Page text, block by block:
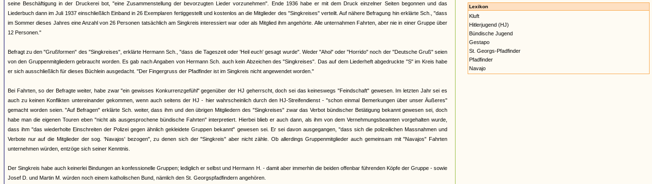
seine Beschäftigung in der Druckerei bot, "eine Zusammenstellung der bevorzugten Lieder vorzunehmen". Ende 1936 habe er mit dem Druck einzelner Seiten begonnen und das
Liederbuch dann im Juli 1937 einschließlich Einband in 26 Exemplaren fertiggestellt und kostenlos an die Mitglieder des "Singkreises" verteilt. Auf nähere Befragung hin erklärte Sch., "dass
im Sommer dieses Jahres eine Anzahl von 26 Personen tatsächlich am Singkreis interessiert war oder als Mitglied ihm angehörte. Alle unternahmen Fahrten, aber nie in einer Gruppe über
12 Personen."
Befragt zu den "Grußformen" des "Singkreises", erklärte Hermann Sch., "dass die Tageszeit oder 'Heil euch' gesagt wurde". Weder "Ahoi" oder "Horrido" noch der "Deutsche Gruß" seien
von den Gruppenmitgliedern gebraucht worden. Es gab nach Angaben von Hermann Sch. auch kein Abzeichen des "Singkreises". Das auf dem Liederheft abgedruckte "S" im Kreis habe
er sich ausschließlich für dieses Büchlein ausgedacht. "Der Fingergruss der Pfadfinder ist im Singkreis nicht angewendet worden."
Bei Fahrten, so der Befragte weiter, habe zwar "ein gewisses Konkurrenzgefühl" gegenüber der HJ geherrscht, doch sei das keineswegs "Feindschaft" gewesen. Im letzten Jahr sei es
auch zu keinen Konflikten untereinander gekommen, wenn auch seitens der HJ - hier wahrscheinlich durch den HJ-Streifendienst - "schon einmal Bemerkungen über unser Äußeres"
gemacht worden seien. "Auf Befragen" erklärte Sch. weiter, dass ihm und den übrigen Mitgliedern des "Singkreises" zwar das Verbot bündischer Betätigung bekannt gewesen sei, doch
habe man die eigenen Touren eben "nicht als ausgesprochene bündische Fahrten" interpretiert. Hierbei blieb er auch dann, als ihm von dem Vernehmungsbeamten vorgehalten wurde,
dass ihm "das wiederholte Einschreiten der Polizei gegen ähnlich gekleidete Gruppen bekannt" gewesen sei. Er sei davon ausgegangen, "dass sich die polizeilichen Massnahmen und
Verbote nur auf die Mitglieder der sog. 'Navajos' bezogen", zu denen sich der "Singkreis" aber nicht zähle. Ob allerdings Gruppenmitglieder auch gemeinsam mit "Navajos" Fahrten
unternehmen würden, entzöge sich seiner Kenntnis.
Der Singkreis habe auch keinerlei Bindungen an konfessionelle Gruppen; lediglich er selbst und Hermann H. - damit aber immerhin die beiden offenbar führenden Köpfe der Gruppe - sowie
Josef D. und Martin M. würden noch einem katholischen Bund, nämlich den St. Georgspfadfindern angehören.
Lexikon
Kluft
Hitlerjugend (HJ)
Bündische Jugend
Gestapo
St. Georgs-Pfadfinder
Pfadfinder
Navajo